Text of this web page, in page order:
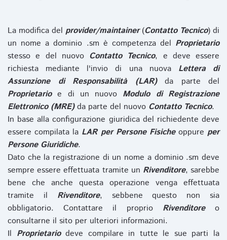
La modifica del provider/maintainer(Contatto Tecnico) di
un nome a dominio .sm è competenza del Proprietario
stesso e del nuovo Contatto Tecnico, e deve essere
richiesta mediante l'invio di una nuova Lettera di
Assunzione di Responsabilità (LAR)da parte del
Proprietarioe di un nuovo Modulo di Registrazione
Elettronico (MRE)da parte del nuovo Contatto Tecnico.
In base alla configurazione giuridica del richiedente deve
essere compilata la LAR per Persone Fisicheoppure per
Persone Giuridiche.
Dato che la registrazione di un nome a dominio .sm deve
sempre essere effettuata tramite un Rivenditore, sarebbe
bene che anche questa operazione venga effettuata
tramite il Rivenditore, sebbene questo non sia
obbligatorio. Contattare il proprio Rivenditoreo
consultarne il sito per ulteriori informazioni.
Il Proprietariodeve compilare in tutte le sue parti la